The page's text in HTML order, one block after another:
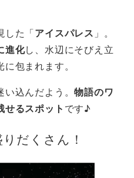
した「アイスパレス 」。
進化し、水辺にそびえ立
包まれます。
い込んだよう。物語のワ
せるスポット です♪
だくさん！